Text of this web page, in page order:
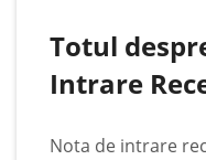
Totul
Intrare
Nota de intrare